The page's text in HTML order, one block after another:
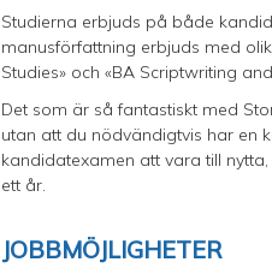
Studierna erbjuds på både
manusförfattning erbjuds med
Studies» och «BA Scriptwriting
Det som är så fantastiskt med
utan att du nödvändigtvis har en
kandidatexamen att vara till
ett år.
JOBBMÖJLIGHETER